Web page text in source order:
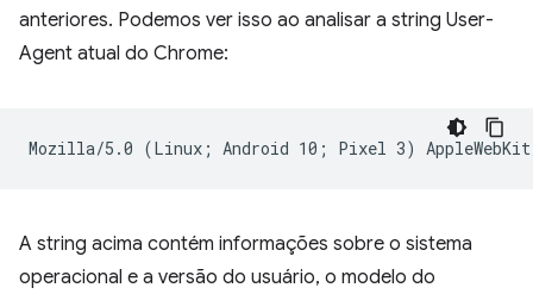
anteriores. Podemos ver isso ao analisar a string User-
Agent atual do Chrome:
A string acima contém informações sobre o sistema
operacional e a versão do usuário, o modelo do